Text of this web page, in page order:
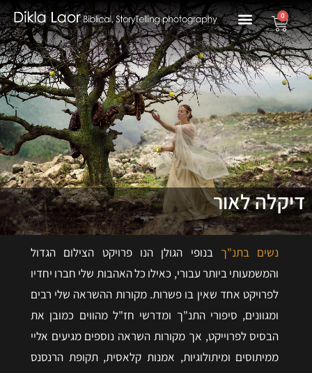
0
דיקלה לאור
נשים בתנ"ך בנופי הגולן הנו פרויקט הצילום הגדול
והמשמעותי ביותר עבורי, כאילו כל האהבות שלי חברו יחדיו
לפרויקט אחד שאין בו פשרות. מקורות ההשראה שלי רבים
ומגוונים, סיפורי התנ"ך ומדרשי חז"ל מהווים כמובן את
הבסיס לפרוייקט, אך מקורות השראה נוספים מגיעים אליי
ממיתוסים ומיתולוגיות, אמנות קלאסית, תקופת הרנסנס